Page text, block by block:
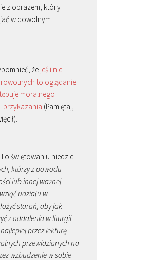
z obrazem, który
w dowolnym
że jeśli nie
to oglądanie
moralnego
przykazania (Pamiętaj,
o świętowaniu niedzieli
którzy z powodu
lub innej ważnej
udziału w
starań, aby jak
z oddalenia w liturgii
przez lekturę
przewidzianych na
wzbudzenie w sobie